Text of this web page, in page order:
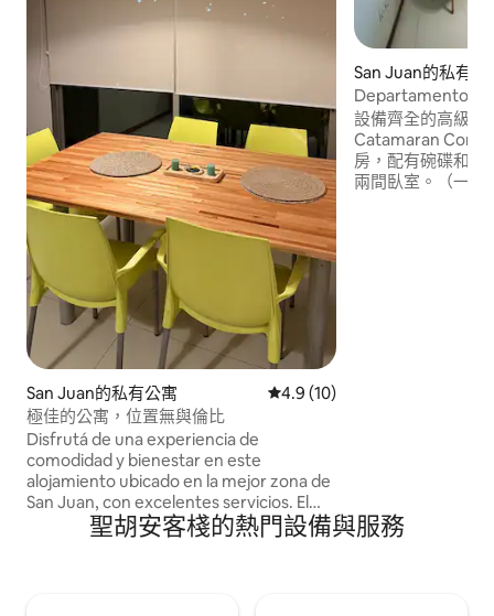
San Juan的私有公寓 從 10 則評價中獲得 4.9 的平
4.9 (10)
極佳的公寓，位置無與倫比
Disfrutá de una experiencia de
comodidad y bienestar en este
alojamiento ubicado en la mejor zona de
San Juan, con excelentes servicios. El
edificio cuenta con fácil acceso,
ascensor, cochera interna y externa,
San Juan的私有公
Departamento
設備齊全的高級公
Catamaran
房，配有碗碟和洗
兩間臥室。（一間
聖胡安客棧的熱門設備與服務